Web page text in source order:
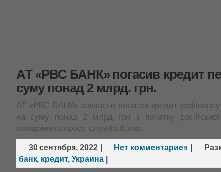
АТ «РВС БАНК» погасив кредит
суму понад 2 млрд. грн.
АТ «РВС БАНК» завчасно погасив кредит
на суму понад 2 млрд грн з початку
повідомила пресс-служба банка.
30 сентября, 2022 Нет комментариев
банк, кредит, Украина|